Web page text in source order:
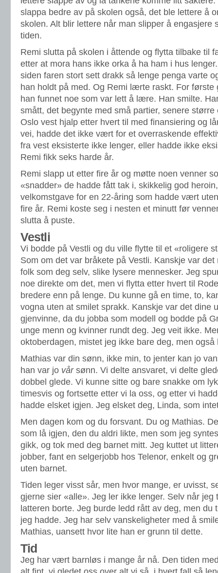
slappa bedre av på skolen også, det ble lettere å
skolen. Alt blir lettere når man slipper å engasjere
tiden.
Remi slutta på skolen i åttende og flytta tilbake til
etter at mora hans ikke orka å ha ham i hus
siden faren stort sett drakk så lenge penga varte
han holdt på med. Og Remi lærte raskt. For første
han funnet noe som var lett å lære. Han smilte.
smått, det begynte med små partier, senere
Oslo vest hjalp etter hvert til med finansiering og
vei, hadde det ikke vært for et overraskende
fra vest eksisterte ikke lenger, eller hadde ikke
Remi fikk seks harde år.
Remi slapp ut etter fire år og møtte noen venner
«snadder» de hadde fått tak i, skikkelig god
velkomstgave for en 22-åring som hadde vært
fire år. Remi koste seg i nesten et minutt før
slutta å puste.
Vestli
Vi bodde på Vestli og du ville flytte til et «roligere
Som om det var bråkete på Vestli. Kanskje var
folk som deg selv, slike lysere mennesker. Jeg
noe direkte om det, men vi flytta etter hvert til
bredere enn på lenge. Du kunne gå en time, to,
vogna uten at smilet sprakk. Kanskje var det dine
gjenvinne, da du jobba som modell og bodde på
unge menn og kvinner rundt deg. Jeg veit ikke.
oktoberdagen, mistet jeg ikke bare deg, men også
Mathias var din sønn, ikke min, to jenter kan jo
han var jo vårsønn. Vi delte ansvaret, vi delte
dobbel glede. Vi kunne sitte og bare snakke om
timesvis og fortsette etter vi la oss, og etter vi
hadde elsket igjen. Jeg elsket deg, Linda, som
Men dagen kom og du forsvant. Du og Mathias.
som lå igjen, den du aldri likte, men som jeg
gikk, og tok med deg barnet mitt. Jeg kuttet ut
jobber, fant en selgerjobb hos Telenor, enkelt og
uten barnet.
Tiden leger visst sår, men hvor mange, er uvisst,
gjerne sier «alle». Jeg ler ikke lenger. Selv når jeg
latteren borte. Jeg burde ledd rått av deg, men
jeg hadde. Jeg har selv vanskeligheter med å
Mathias, uansett hvor lite han er grunn til dette.
Tid
Jeg har vært barnløs i mange år nå. Den tiden